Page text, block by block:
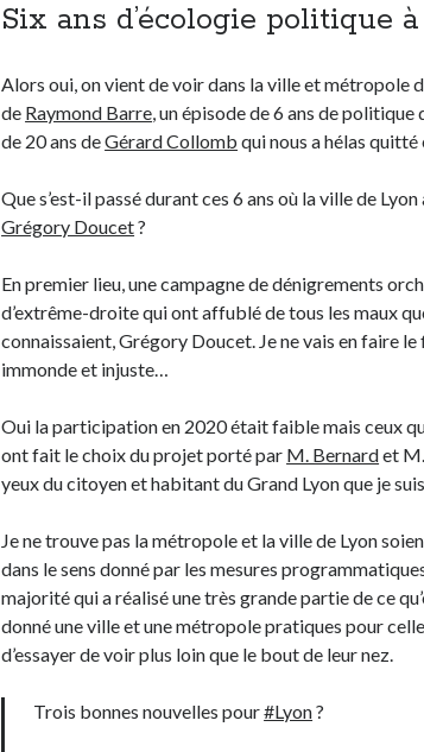
Six ans d’écologie politique
Alors oui, on vient de voir dans la ville et métropole
de Raymond Barre, un épisode de 6 ans de
de 20 ans deGérard Collomb qui nous a hélas
Que s’est-il passé durant ces 6 ans où la ville de
Grégory Doucet?
En premier lieu, une campagne de dénigrements
d’extrême-droite qui ont affublé de tous les maux
connaissaient, Grégory Doucet. Je ne vais en faire
immonde et injuste…
Oui la participation en 2020 était faible mais ceux
ont fait le choix du projet porté par M. Bernardet
yeux du citoyen et habitant du Grand Lyon que je
Je ne trouve pas la métropole et la ville de Lyon
dans le sens donné par les mesures
majorité qui a réalisé une très grande partie de ce
donné une ville et une métropole pratiques pour
d’essayer de voir plus loin que le bout de leur nez.
Trois bonnes nouvelles pour#Lyon?